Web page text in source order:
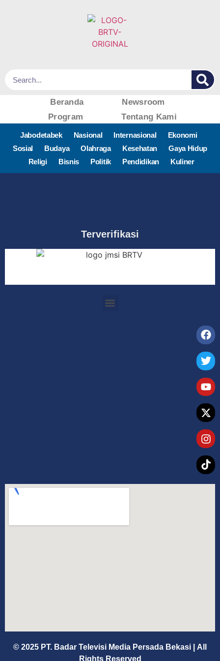
Beranda
Newsroom
Program
Tentang Kami
Jabodetabek Nasional Internasional
Ekonomi
Sosial
Budaya Olahraga Kesehatan
Gaya Hidup
Religi
Bisnis Politik Pendidikan Kuliner
Terverifikasi
© 2025 PT. Badar Televisi Media Persada Bekasi
All
Rights Reserved